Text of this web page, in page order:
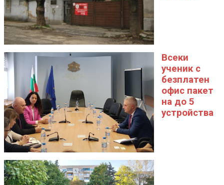
Всеки
ученик с
безплатен
офис пакет
на до 5
устройства